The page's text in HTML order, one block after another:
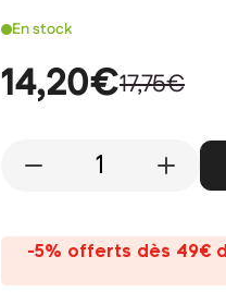
En stock
14,20€17,75€
- +
-5% offerts dès 49€